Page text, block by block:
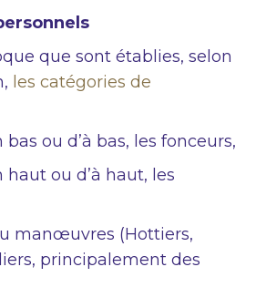
que sont établies, selon
les catégories de
bas ou d’à bas, les fonceurs,
haut ou d’à haut, les
manœuvres (Hottiers,
principalement des